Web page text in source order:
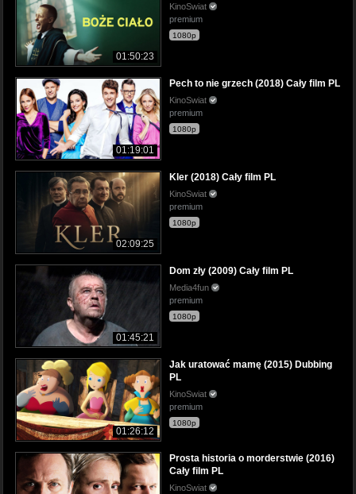
01:50:23
KinoSwiat
premium
1080p
01:19:01
Pech to nie grzech (2018) Cały film PL
KinoSwiat
premium
1080p
02:09:25
Kler (2018) Cały film PL
KinoSwiat
premium
1080p
01:45:21
Dom zły (2009) Cały film PL
Media4fun
premium
1080p
01:26:12
Jak uratować mamę (2015) Dubbing
PL
KinoSwiat
premium
1080p
Prosta historia o morderstwie (2016)
Cały film PL
KinoSwiat